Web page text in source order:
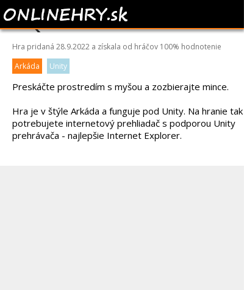
SQUICKY
Hra pridaná 28.9.2022 a získala od hráčov 100% hodnotenie
Arkáda
Unity
Preskáčte prostredím s myšou a zozbierajte mince.
Hra je v štýle Arkáda a funguje pod Unity. Na hranie tak
potrebujete internetový prehliadač s podporou Unity
prehrávača - najlepšie Internet Explorer.